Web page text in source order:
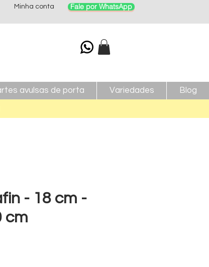
Minha conta Fale por WhatsApp
avulsas de porta Variedades Blog
- 18 cm -
cm